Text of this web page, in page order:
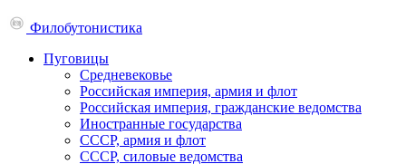
Филобутонистика
Пуговицы
Средневековье
Российская империя, армия и флот
Российская империя, гражданские ведомства
Иностранные государства
СССР, армия и флот
СССР, силовые ведомства